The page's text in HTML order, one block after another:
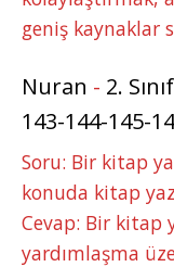
geniş kaynaklar
Nuran - 2.
143-144-145-
Soru: Bir kitap
konuda kitap
Cevap: Bir kitap
yardımlaşma